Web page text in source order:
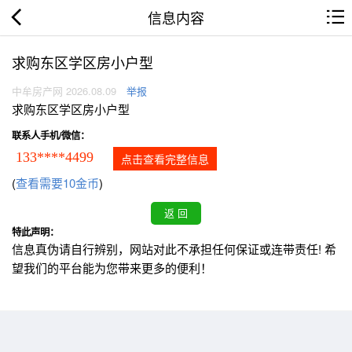
信息内容
求购东区学区房小户型
中牟房产网 2026.08.09 举报
求购东区学区房小户型
联系人手机/微信：
133****4499 点击查看完整信息
(查看需要10金币)
特此声明：
信息真伪请自行辨别，网站对此不承担任何保证或连带责任! 希
望我们的平台能为您带来更多的便利！